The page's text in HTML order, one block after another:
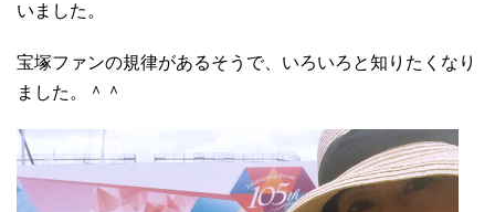
いました。
宝塚ファンの規律があるそうで、いろいろと知りたくなり
ました。＾＾